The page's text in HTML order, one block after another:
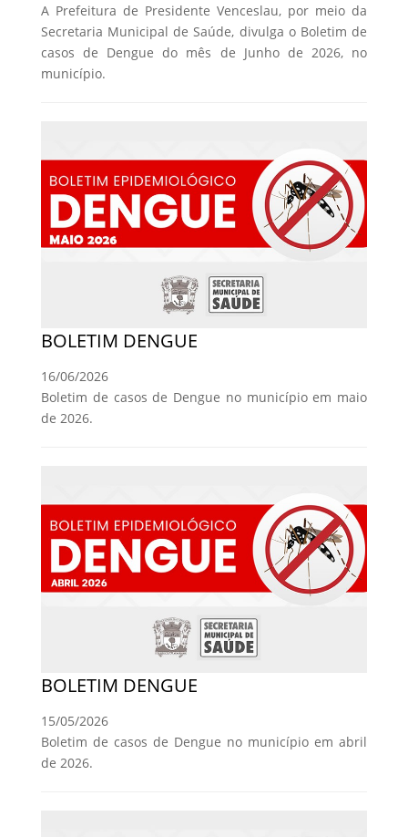
A Prefeitura de Presidente Venceslau, por meio da
Secretaria Municipal de Saúde, divulga o Boletim de
casos de Dengue do mês de Junho de 2026, no
município.
BOLETIM DENGUE
16/06/2026
Boletim de casos de Dengue no município em maio
de 2026.
BOLETIM DENGUE
15/05/2026
Boletim de casos de Dengue no município em abril
de 2026.